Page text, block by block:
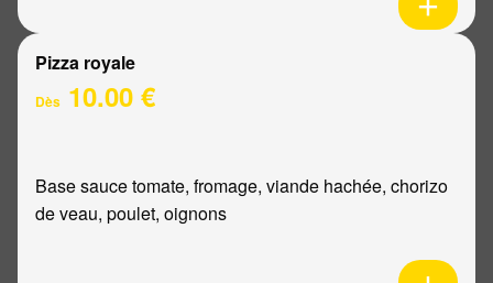
Pizza royale
Dès 10.00 €
Base sauce tomate, fromage, viande hachée, chorizo
de veau, poulet, oignons